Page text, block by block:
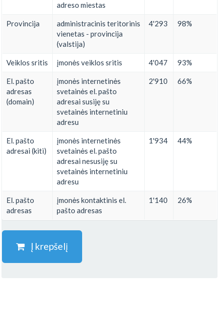
adreso miestas
Provincija
administracinis teritorinis
vienetas - provincija
(valstija)
4'293 98%
Veiklos sritis įmonės veiklos sritis 4'047 93%
El. pašto
adresas
(domain)
įmonės internetinės
svetainės el. pašto
adresai susiję su
svetainės internetiniu
adresu
2'910 66%
El. pašto
adresai (kiti)
įmonės internetinės
svetainės el. pašto
adresai nesusiję su
svetainės internetiniu
adresu
1'934 44%
El. pašto
adresas
įmonės kontaktinis el.
pašto adresas
1'140 26%
Į krepšelį